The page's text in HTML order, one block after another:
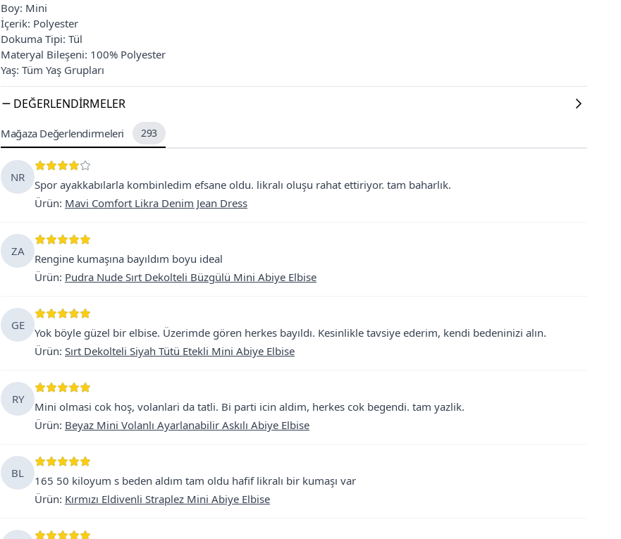
Boy: Mini
İçerik: Polyester
Dokuma Tipi: Tül
Materyal Bileşeni: 100% Polyester
Yaş: Tüm Yaş Grupları
DEĞERLENDIRMELER
Mağaza Değerlendirmeleri 293
NR
Spor ayakkabılarla kombinledim efsane oldu. likralı oluşu rahat ettiriyor. tam baharlık.
Ürün: Mavi Comfort Likra Denim Jean Dress
ZA
Rengine kumaşına bayıldım boyu ideal
Ürün: Pudra Nude Sırt Dekolteli Büzgülü Mini Abiye Elbise
GE
Yok böyle güzel bir elbise. Üzerimde gören herkes bayıldı. Kesinlikle tavsiye ederim, kendi bedeninizi alın.
Ürün: Sırt Dekolteli Siyah Tütü Etekli Mini Abiye Elbise
RY
Mini olmasi cok hoş, volanlari da tatli. Bi parti icin aldim, herkes cok begendi. tam yazlik.
Ürün: Beyaz Mini Volanlı Ayarlanabilir Askılı Abiye Elbise
BL
165 50 kiloyum s beden aldım tam oldu hafif likralı bir kumaşı var
Ürün: Kırmızı Eldivenli Straplez Mini Abiye Elbise